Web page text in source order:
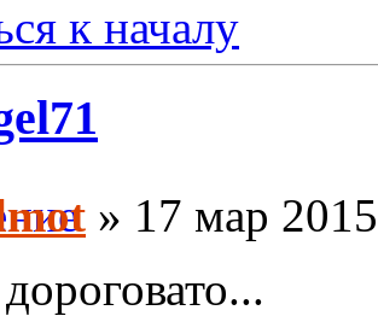
к началу
» 17 мар